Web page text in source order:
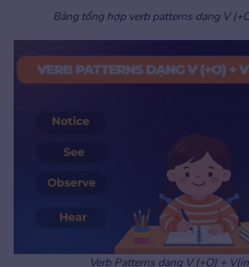
Bảng tổng hợp verb patterns dạng V
Verb Patterns dạng V (+O) +